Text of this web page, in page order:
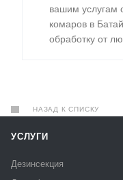
вашим услугам
комаров в
обработку от
НАЗАД К СПИСКУ
УСЛУГИ
Дезинсекция